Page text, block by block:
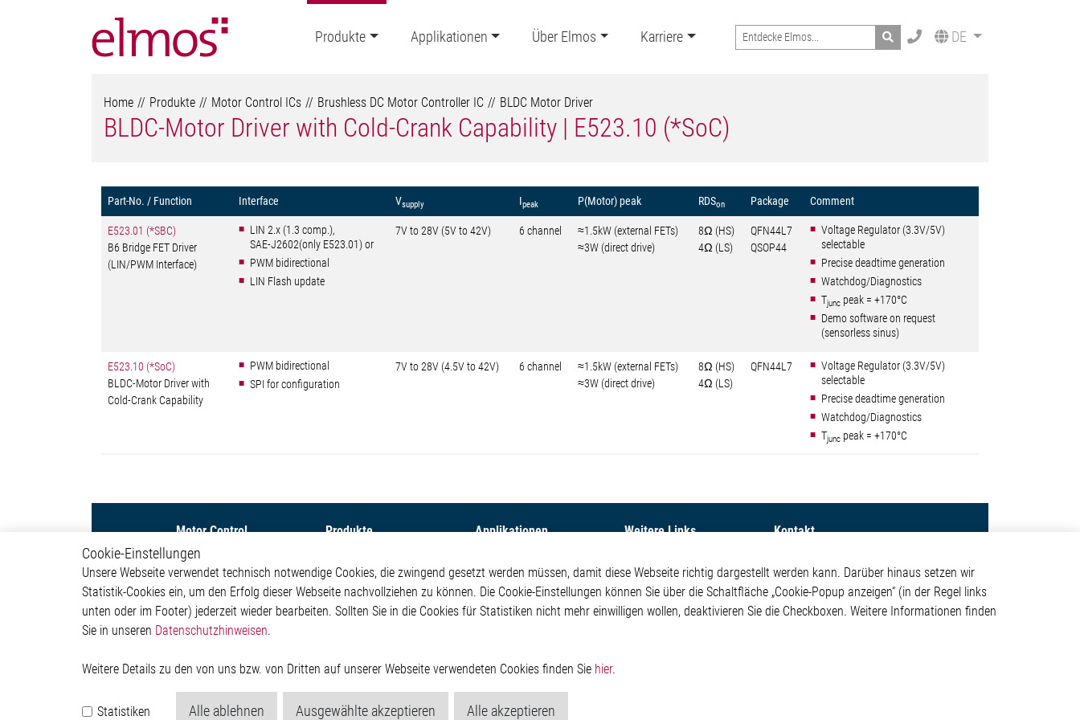
Produkte Applikationen Über Elmos Karriere Search DE
Home Produkte Motor Control ICs Brushless DC Motor Controller IC BLDC Motor Driver
BLDC-Motor Driver with Cold-Crank Capability | E523.10 (*SoC)
Part-No. / Function Interface Vsupply Ipeak P(Motor) peak RDSon Package Comment
E523.01 (*SBC)
B6 Bridge FET Driver
(LIN/PWM Interface)
LIN 2.x (1.3 comp.),
SAE-J2602(only E523.01) or
PWM bidirectional
LIN Flash update
7V to 28V (5V to 42V) 6 channel
≈1.5kW (external FETs)
≈3W (direct drive)
8Ω (HS)
4Ω (LS)
QFN44L7
QSOP44
Voltage Regulator (3.3V/5V)
selectable
Precise deadtime generation
Watchdog/Diagnostics
Tjunc peak = +170°C
Demo software on request
(sensorless sinus)
E523.10 (*SoC)
BLDC-Motor Driver with
Cold-Crank Capability
PWM bidirectional
SPI for configuration
7V to 28V (4.5V to 42V) 6 channel
≈1.5kW (external FETs)
≈3W (direct drive)
8Ω (HS)
4Ω (LS)
QFN44L7
Voltage Regulator (3.3V/5V)
selectable
Precise deadtime generation
Watchdog/Diagnostics
Tjunc peak = +170°C
Motor Control
Stepper Motor Controller IC
Brushless DC Motor
Controller IC
DC Motor Controller IC
Produkte
Interface ICs
Sensor ICs
Special Projects
Generator
Applikationen
Our Solutions
Non-Automotive
Virtueller Messestand
Weitere Links
Kontakt
Hinweisgeberschutzsystem
Rechtliches
Kontakt
Werkstättenstraße 18
51379 Leverkusen
Telefon: +49 (0) 2171 / 40
Cookie-Einstellungen
Unsere Webseite verwendet technisch notwendige Cookies, die zwingend gesetzt werden müssen, damit diese Webseite richtig dargestellt werden kann. Darüber hinaus setzen wir
Statistik-Cookies ein, um den Erfolg dieser Webseite nachvollziehen zu können. Die Cookie-Einstellungen können Sie über die Schaltfläche „Cookie-Popup anzeigen“ (in der Regel links
unten oder im Footer) jederzeit wieder bearbeiten. Sollten Sie in die Cookies für Statistiken nicht mehr einwilligen wollen, deaktivieren Sie die Checkboxen. Weitere Informationen finden
Sie in unseren Datenschutzhinweisen.
Weitere Details zu den von uns bzw. von Dritten auf unserer Webseite verwendeten Cookies finden Sie hier.
Statistiken Alle ablehnen Ausgewählte akzeptieren Alle akzeptieren